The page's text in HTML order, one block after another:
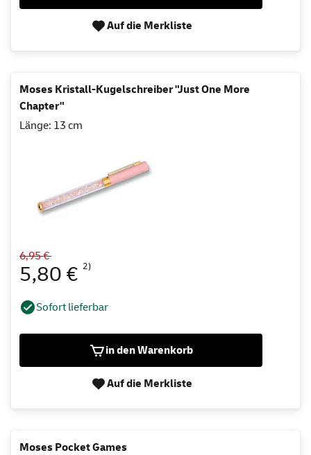
Auf die Merkliste
Moses Kristall-Kugelschreiber "Just One More
Chapter"
Länge: 13 cm
6,95 €
5,80 € 2)
Sofort lieferbar
in den Warenkorb
Auf die Merkliste
Moses Pocket Games